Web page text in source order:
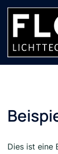
Skip
Dies ist eine